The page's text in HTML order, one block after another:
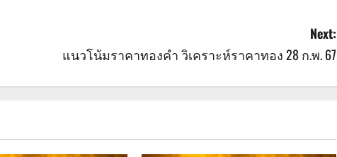
Next:
แนวโน้มราคาทองคำ วิเคราะห์ราคาทอง 28 ก.พ. 67